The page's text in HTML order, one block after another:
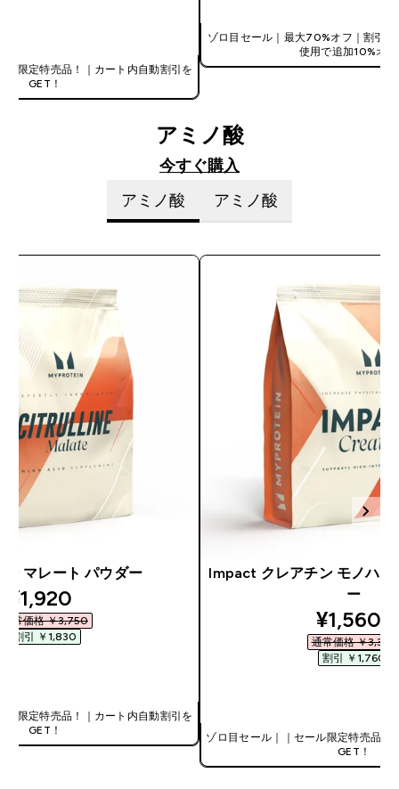
ル限定特売品！｜カート内自動割引を
GET！
ゾロ目セール｜最大70%オフ｜割引
使用で追加10%オ
アミノ酸
今すぐ購入
アミノ酸
アミノ酸
ン マレート パウダー
discounted price
¥1,920‎
通常価格 ￥3,750‎
割引 ￥1,830‎
ル限定特売品！｜カート内自動割引を
GET！
Impact クレアチン モノハイ
ー
¥1,560‎
通常価格 ￥3,320‎
割引 ￥1,760‎
ゾロ目セール｜｜セール限定特売品！
GET！